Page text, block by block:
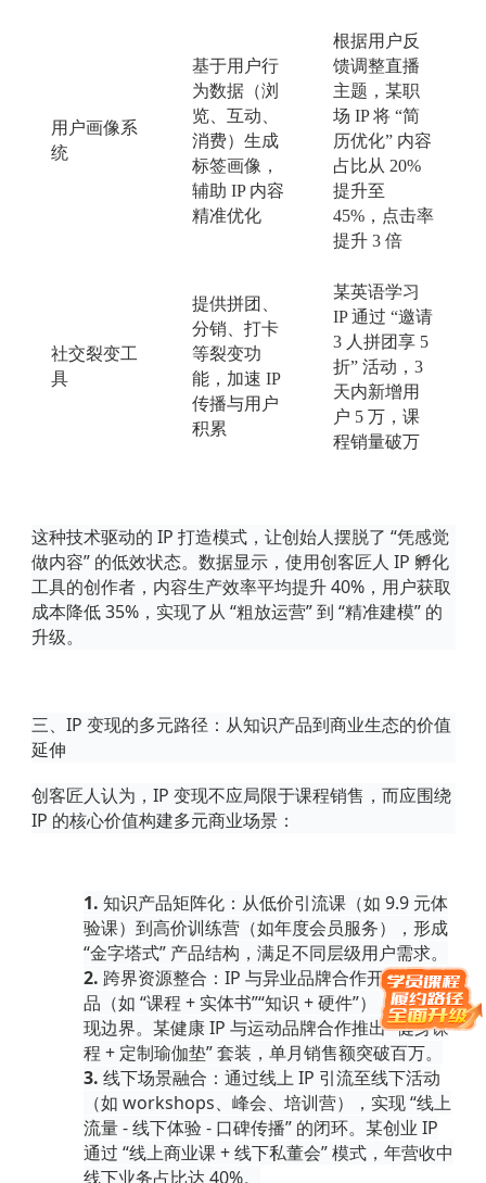
用户画像系
统
基于用户行
为数据（浏
览、互动、
消费）生成
标签画像，
辅助 IP 内容
精准优化
根据用户反
馈调整直播
主题，某职
场 IP 将 “简
历优化” 内容
占比从 20%
提升至
45%，点击率
提升 3 倍
社交裂变工
具
提供拼团、
分销、打卡
等裂变功
能，加速 IP
传播与用户
积累
某英语学习
IP 通过 “邀请
3 人拼团享 5
折” 活动，3
天内新增用
户 5 万，课
程销量破万
这种技术驱动的 IP 打造模式，让创始人摆脱了 “凭感觉
做内容” 的低效状态。数据显示，使用创客匠人 IP 孵化
工具的创作者，内容生产效率平均提升 40%，用户获取
成本降低 35%，实现了从 “粗放运营” 到 “精准建模” 的
升级。
三、 IP 变现的多元路径：从知识产品到商业生态的价值
延伸
创客匠人认为， IP 变现不应局限于课程销售，而应围绕
IP 的核心价值构建多元商业场景：
1. 知识产品矩阵化：从低价引流课（如 9.9 元体
验课）到高价训练营（如年度会员服务），形成
“金字塔式” 产品结构，满足不同层级用户需求。
2. 跨界资源整合 ： IP 与异业品牌合作开发联名产
品（如 “课程 + 实体书”“知识 + 硬件”），拓展变
现边界。某健康 IP 与运动品牌合作推出 “健身课
程 + 定制瑜伽垫” 套装，单月销售额突破百万。
3. 线下场景融合 ：通过线上 IP 引流至线下活动
（如 workshops、峰会、培训营），实现 “线上
流量 - 线下体验 - 口碑传播” 的闭环。某创业 IP
通过 “线上商业课 + 线下私董会” 模式，年营收中
线下业务占比达 40%。